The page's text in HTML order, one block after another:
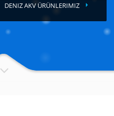
DENIZ AKV ÜRÜNLERIMIZ